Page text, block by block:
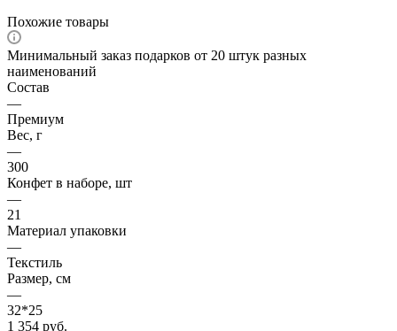
Похожие товары
Минимальный заказ подарков от 20 штук разных
наименований
Состав
—
Премиум
Вес, г
—
300
Конфет в наборе, шт
—
21
Материал упаковки
—
Текстиль
Размер, см
—
32*25
1 354 руб.